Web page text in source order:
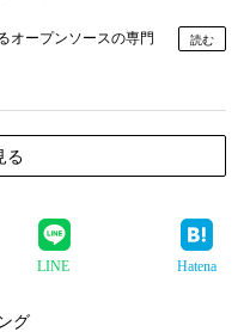
オープンソースの専門
読む
る
LINE Hatena
グ